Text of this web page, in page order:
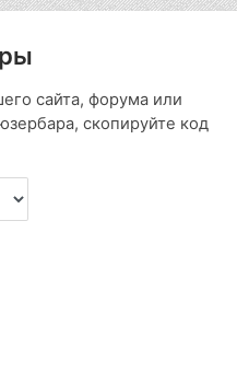
сайта, форума или
скопируйте код